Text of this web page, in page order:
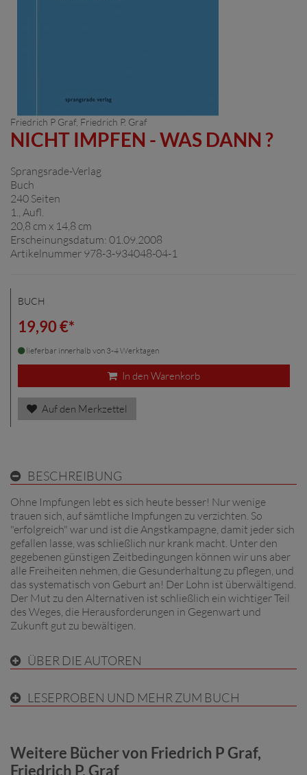
Friedrich P Graf, Friedrich P. Graf
NICHT IMPFEN - WAS DANN ?
Sprangsrade-Verlag
Buch
240 Seiten
1., Aufl.
20,8 cm x 14,8 cm
Erscheinungsdatum: 01.09.2008
Artikelnummer 978-3-934048-04-1
BUCH
19,90 €*
lieferbar innerhalb von 3-4 Werktagen
In den Warenkorb
Auf den Merkzettel
BESCHREIBUNG
Ohne Impfungen lebt es sich heute besser! Nur wenige
trauen sich, auf sämtliche Impfungen zu verzichten. So
"erfolgreich" war und ist die Angstkampagne, damit jeder sich
gefallen lasse, was schließlich nur krank macht. Unter den
gegebenen günstigen Zeitbedingungen können wir uns aber
alle Freiheiten nehmen, die Gesunderhaltung zu pflegen, und
das systematisch von Geburt an! Der Lohn ist überwältigend.
Der Mut zu den Alternativen ist schließlich ein wichtiger Teil
des Weges, die Herausforderungen in Gegenwart und
Zukunft gut zu bewältigen.
ÜBER DIE AUTOREN
LESEPROBEN UND MEHR ZUM BUCH
Weitere Bücher von Friedrich P Graf,
Friedrich P. Graf